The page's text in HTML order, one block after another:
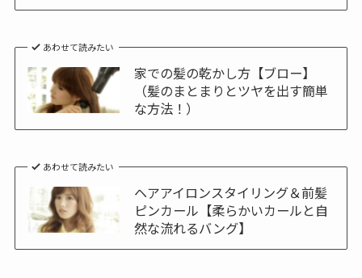
あわせて読みたい
家での髪の乾かし方【ブロー】
（髪のまとまりとツヤを出す簡単
な方法！）
あわせて読みたい
ヘアアイロンスタイリング＆前髪
ピンカール【柔らかいカールと自
然な流れるバング】